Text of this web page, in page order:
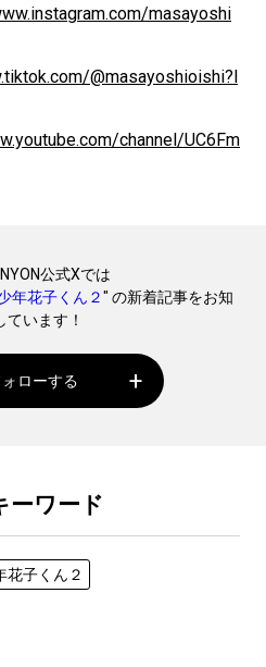
masayoshi
@masayoshioishi?l
channel/UC6Fm
公式Xでは
年花子くん２" の新着記事をお知
ています！
ォローする
ーワード
花子くん２